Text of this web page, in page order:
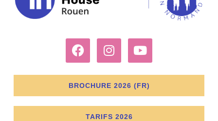
BROCHURE 2026 (FR)
TARIFS 2026